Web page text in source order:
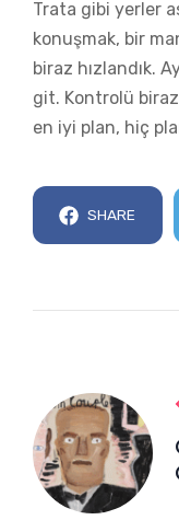
Trata gibi yerler
konuşmak, bir
biraz hızlandık.
git. Kontrolü
en iyi plan, hiç
SHARE